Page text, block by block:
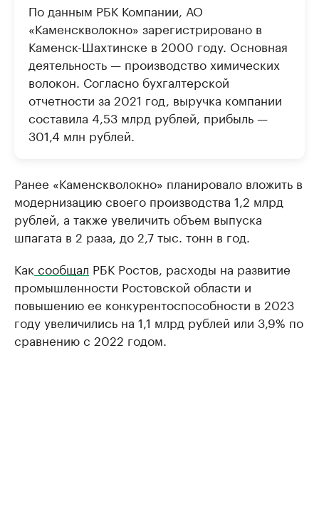
По данным РБК Компании, АО
«Каменскволокно» зарегистрировано в
Каменск-Шахтинске в 2000 году. Основная
деятельность — производство химических
волокон. Согласно бухгалтерской
отчетности за 2021 год, выручка компании
составила 4,53 млрд рублей, прибыль —
301,4 млн рублей.
Ранее «Каменскволокно» планировало вложить в
модернизацию своего производства 1,2 млрд
рублей, а также увеличить объем выпуска
шпагата в 2 раза, до 2,7 тыс. тонн в год.
Как сообщал РБК Ростов, расходы на развитие
промышленности Ростовской области и
повышению ее конкурентоспособности в 2023
году увеличились на 1,1 млрд рублей или 3,9% по
сравнению с 2022 годом.